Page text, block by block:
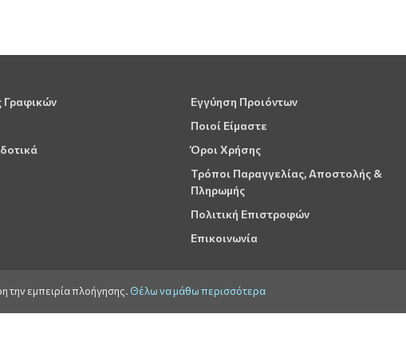
την εμπειρία πλοήγησης. Θέλω να μάθω περισσότερα
Γραφικών
Εγγύηση Προιόντων
Ποιοί Είμαστε
Όροι Χρήσης
Τρόποι Παραγγελίας, Αποστολής &
Πληρωμής
Πολιτική Επιστροφών
Επικοινωνία